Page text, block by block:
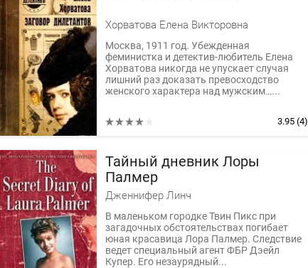
Хорватова Елена Викторовна
Москва, 1911 год. Убежденная
феминистка и детектив-любитель Елена
Хорватова никогда не упускает случая
лишний раз доказать превосходство
женского характера над мужским…...
3.95 (4)
Тайный дневник Лоры
Палмер
Дженнифер Линч
В маленьком городке Твин Пикс при
загадочных обстоятельствах погибает
юная красавица Лора Палмер. Следствие
ведет специальный агент ФБР Дэейл
Купер. Его незаурядный...